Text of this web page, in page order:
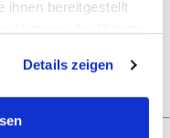
ihnen bereitgestellt
Details zeigen